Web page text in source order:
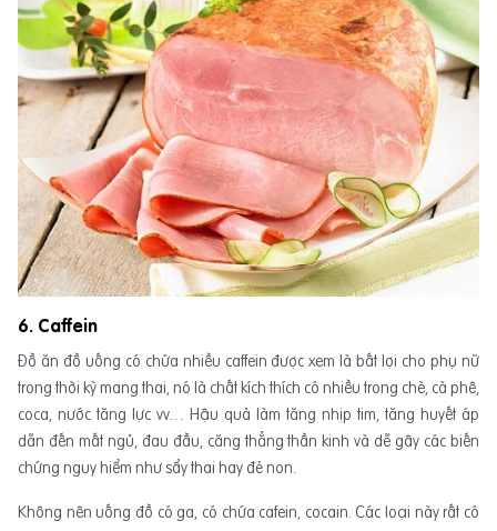
6. Caffein
Đồ ăn đồ uống có chứa nhiều caffein được xem là bất lợi cho phụ nữ
trong thời kỳ mang thai, nó là chất kích thích có nhiều trong chè, cà phê,
coca, nước tăng lực vv… Hậu quả làm tăng nhịp tim, tăng huyết áp
dẫn đến mất ngủ, đau đầu, căng thẳng thần kinh và dễ gây các biến
chứng nguy hiểm như sẩy thai hay đẻ non.
Không nên uống đồ có ga, có chứa cafein, cocain. Các loại này rất có